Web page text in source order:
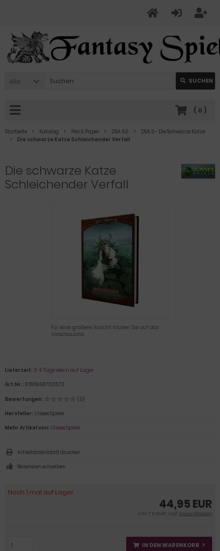
Alle SUCHEN
( 0 )
Startseite Katalog Pen & Paper DSA 5.0
DSA 5 - Die Schwarze Katze
Die schwarze Katze Schleichender Verfall
Die schwarze Katze
Schleichender Verfall
Für eine größere Ansicht klicken Sie auf das
Vorschaubild
Noch 1 mal auf Lager.
44,95 EUR
inkl. 7 % MwSt. zzgl.Versandkosten
IN DEN WARENKORB
Lieferzeit: 3-5 Tage wenn auf Lager
Art.Nr.: 97839687321573
Bewertungen:
(0)
Hersteller: Ulisses Spiele
Mehr Artikel von: Ulisses Spiele
Artikeldatenblatt drucken
Rezension schreiben